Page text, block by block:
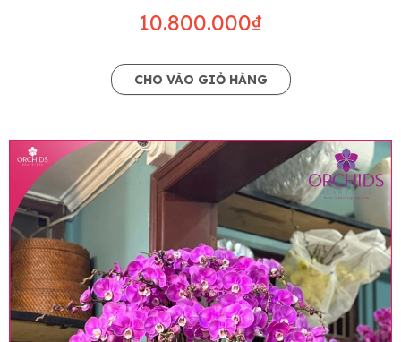
10.800.000₫
CHO VÀO GIỎ HÀNG